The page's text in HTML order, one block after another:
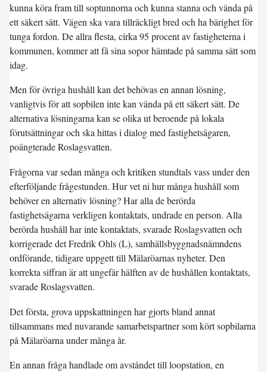
kunna köra fram till soptunnorna och kunna stanna och vända på
ett säkert sätt. Vägen ska vara tillräckligt bred och ha bärighet för
tunga fordon. De allra flesta, cirka 95 procent av fastigheterna i
kommunen, kommer att få sina sopor hämtade på samma sätt som
idag.
Men för övriga hushåll kan det behövas en annan lösning,
vanligtvis för att sopbilen inte kan vända på ett säkert sätt. De
alternativa lösningarna kan se olika ut beroende på lokala
förutsättningar och ska hittas i dialog med fastighetsägaren,
poängterade Roslagsvatten.
Frågorna var sedan många och kritiken stundtals vass under den
efterföljande frågestunden. Hur vet ni hur många hushåll som
behöver en alternativ lösning? Har alla de berörda
fastighetsägarna verkligen kontaktats, undrade en person. Alla
berörda hushåll har inte kontaktats, svarade Roslagsvatten och
korrigerade det Fredrik Ohls (L), samhällsbyggnadsnämndens
ordförande, tidigare uppgett till Mälaröarnas nyheter. Den
korrekta siffran är att ungefär hälften av de hushållen kontaktats,
svarade Roslagsvatten.
Det första, grova uppskattningen har gjorts bland annat
tillsammans med nuvarande samarbetspartner som kört sopbilarna
på Mälaröarna under många år.
En annan fråga handlade om avståndet till loopstation, en